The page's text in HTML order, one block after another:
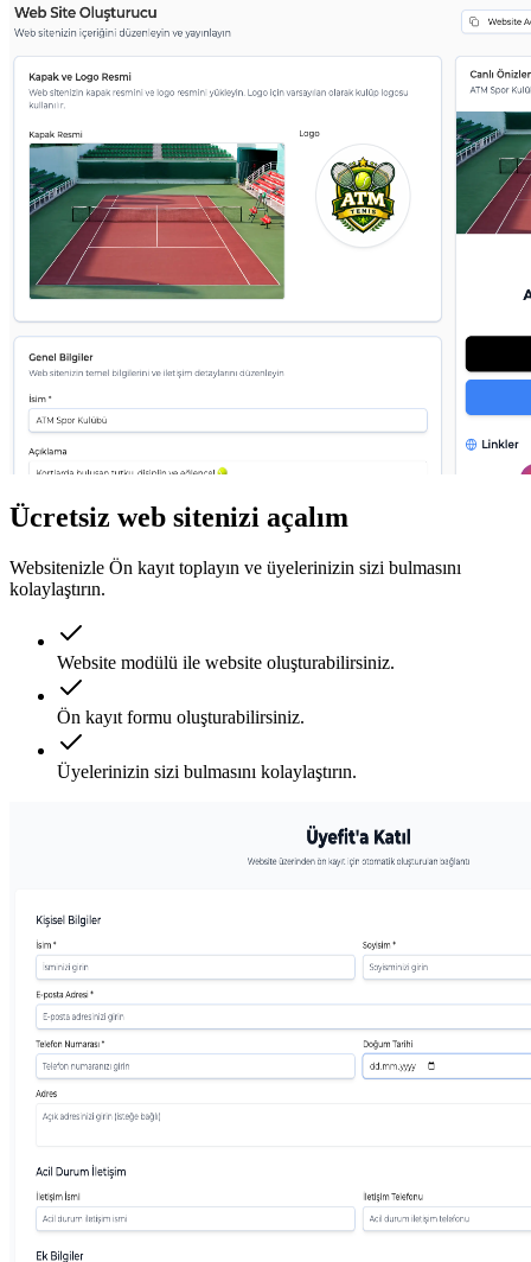
Ücretsiz web sitenizi açalım
Websitenizle Ön kayıt toplayın ve üyelerinizin sizi bulmasını
kolaylaştırın.
Website modülü ile website oluşturabilirsiniz.
Ön kayıt formu oluşturabilirsiniz.
Üyelerinizin sizi bulmasını kolaylaştırın.